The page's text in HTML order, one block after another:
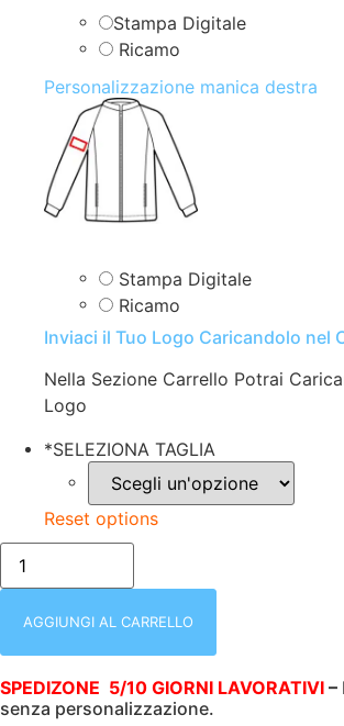
Stampa Digitale
Ricamo
Personalizzazione manica destra
Stampa Digitale
Ricamo
Inviaci il Tuo Logo Caricandolo nel
Nella Sezione Carrello Potrai
Logo
*SELEZIONA TAGLIA
Reset options
8417
HILUX
GRIGIO
ROLY
MAGLIONCINO
A
V
AGGIUNGI AL CARRELLO
SPEDIZONE 5/10 GIORNI LAVORATIVI –
senza personalizzazione.